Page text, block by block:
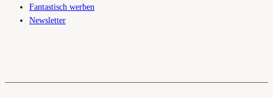
Fantastisch werben
Newsletter